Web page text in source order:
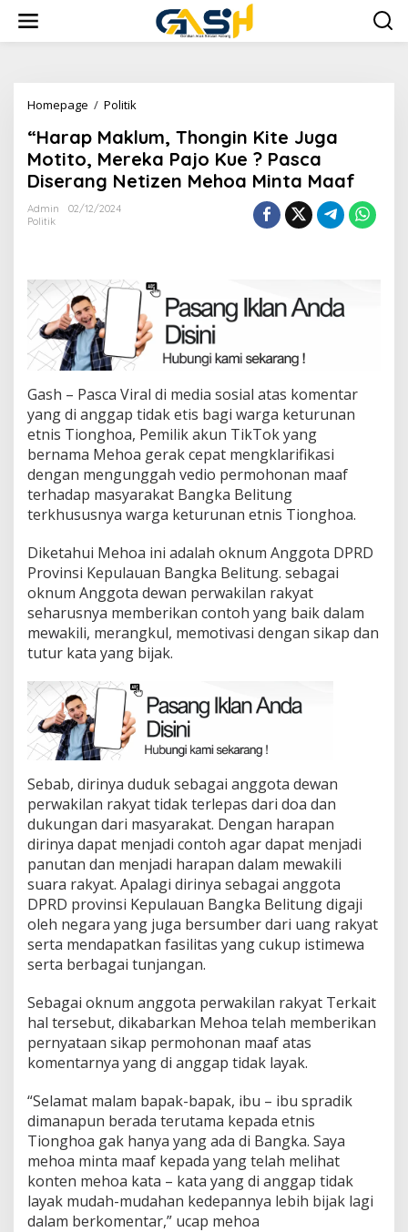
konten
Homepage / Politik
Thongin
Kite
Juga
Motito,
Diserang
Netizen
Mehoa
Minta
Maaf
“Harap Maklum, Thongin Kite Juga
Motito, Mereka Pajo Kue ? Pasca
Diserang Netizen Mehoa Minta Maaf
Admin
02/12/2024
Politik
Gash – Pasca Viral di media sosial atas komentar
yang di anggap tidak etis bagi warga keturunan
etnis Tionghoa, Pemilik akun TikTok yang
bernama Mehoa gerak cepat mengklarifikasi
dengan mengunggah vedio permohonan maaf
terhadap masyarakat Bangka Belitung
terkhususnya warga keturunan etnis Tionghoa.
Diketahui Mehoa ini adalah oknum Anggota DPRD
Provinsi Kepulauan Bangka Belitung. sebagai
oknum Anggota dewan perwakilan rakyat
seharusnya memberikan contoh yang baik dalam
mewakili, merangkul, memotivasi dengan sikap dan
tutur kata yang bijak.
Sebab, dirinya duduk sebagai anggota dewan
perwakilan rakyat tidak terlepas dari doa dan
dukungan dari masyarakat. Dengan harapan
dirinya dapat menjadi contoh agar dapat menjadi
panutan dan menjadi harapan dalam mewakili
suara rakyat. Apalagi dirinya sebagai anggota
DPRD provinsi Kepulauan Bangka Belitung digaji
oleh negara yang juga bersumber dari uang rakyat
serta mendapatkan fasilitas yang cukup istimewa
serta berbagai tunjangan.
Sebagai oknum anggota perwakilan rakyat Terkait
hal tersebut, dikabarkan Mehoa telah memberikan
pernyataan sikap permohonan maaf atas
komentarnya yang di anggap tidak layak.
“Selamat malam bapak-bapak, ibu – ibu spradik
dimanapun berada terutama kepada etnis
Tionghoa gak hanya yang ada di Bangka. Saya
mehoa minta maaf kepada yang telah melihat
konten mehoa kata – kata yang di anggap tidak
layak mudah-mudahan kedepannya lebih bijak lagi
dalam berkomentar,” ucap mehoa